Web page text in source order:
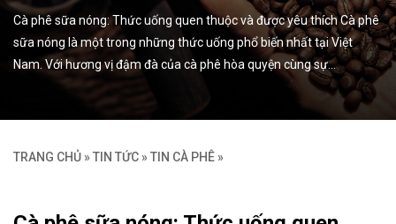
Cà phê sữa nóng: Thức uống quen thuộc và được yêu thích Cà phê
sữa nóng là một trong những thức uống phổ biến nhất tại Việt
Nam. Với hương vị đậm đà của cà phê hòa quyện cùng sự…
TRANG CHỦ » TIN TỨC » TIN CÀ PHÊ »